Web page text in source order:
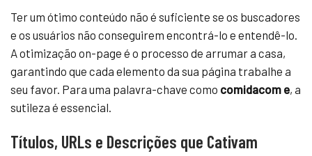
Ter um ótimo conteúdo não é suficiente se os buscadores
e os usuários não conseguirem encontrá-lo e entendê-lo.
A otimização on-page é o processo de arrumar a casa,
garantindo que cada elemento da sua página trabalhe a
seu favor. Para uma palavra-chave como comidacom e, a
sutileza é essencial.
Títulos, URLs e Descrições que Cativam